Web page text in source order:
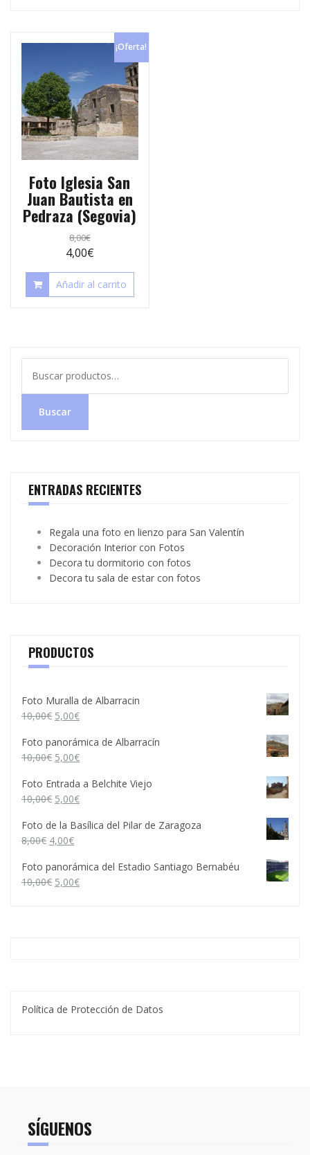
¡Oferta!
Foto Iglesia San
Juan Bautista en
Pedraza (Segovia)
8,00€
4,00€
Añadir al carrito
por:
Buscar
ENTRADAS RECIENTES
Regala una foto en lienzo para San Valentín
Decoración Interior con Fotos
Decora tu dormitorio con fotos
Decora tu sala de estar con fotos
PRODUCTOS
Foto Muralla de Albarracin
10,00€ 5,00€
Foto panorámica de Albarracín
10,00€ 5,00€
Foto Entrada a Belchite Viejo
10,00€ 5,00€
Foto de la Basílica del Pilar de Zaragoza
8,00€ 4,00€
Foto panorámica del Estadio Santiago Bernabéu
10,00€ 5,00€
Política de Protección de Datos
SÍGUENOS